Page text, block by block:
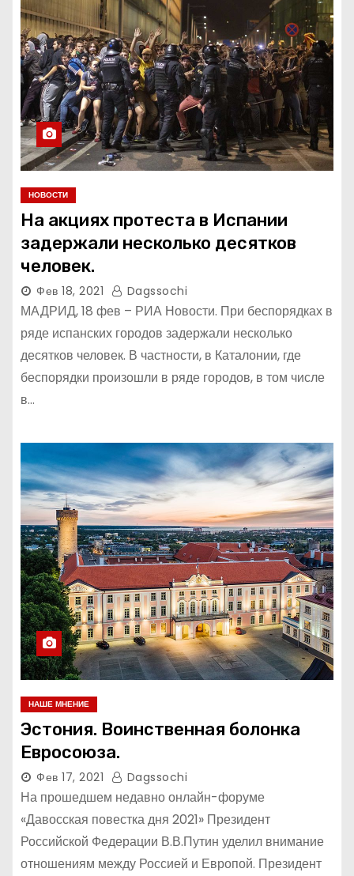
НОВОСТИ
На акциях протеста в Испании
задержали несколько десятков
человек.
Фев 18, 2021 Dagssochi
МАДРИД, 18 фев – РИА Новости. При беспорядках в
ряде испанских городов задержали несколько
десятков человек. В частности, в Каталонии, где
беспорядки произошли в ряде городов, в том числе
в…
НАШЕ МНЕНИЕ
Эстония. Воинственная болонка
Евросоюза.
Фев 17, 2021 Dagssochi
На прошедшем недавно онлайн-форуме
«Давосская повестка дня 2021» Президент
Российской Федерации В.В.Путин уделил внимание
отношениям между Россией и Европой. Президент